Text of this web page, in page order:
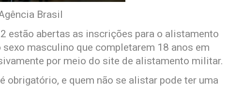
Brasil
estão abertas as inscrições para o alistamento
masculino que completarem 18 anos em
por meio do site de alistamento militar.
obrigatório, e quem não se alistar pode ter uma